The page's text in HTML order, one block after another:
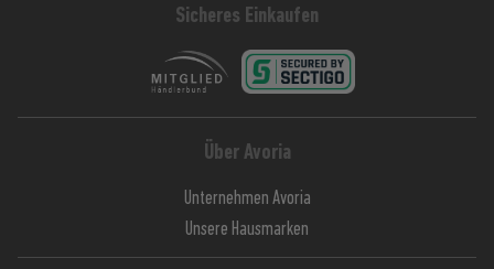
Sicheres Einkaufen
Über Avoria
Unternehmen Avoria
Unsere Hausmarken